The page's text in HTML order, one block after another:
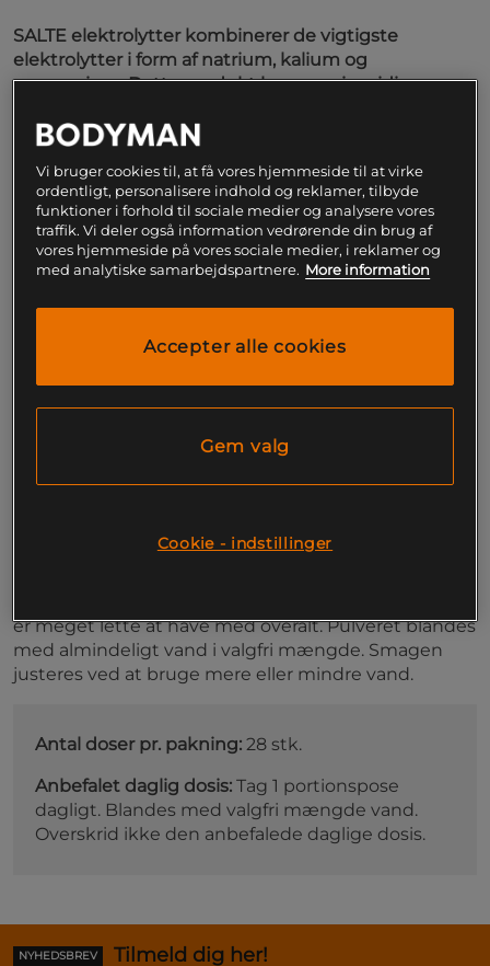
SALTE elektrolytter kombinerer de vigtigste
elektrolytter i form af natrium, kalium og
magnesium. Dette produkt kommer i smidige
Med udvalgte elektrolytter
Magnesium, natrium, kalium
Smidige portionsposer
Elektrolytter fra Salte er udviklet til at give din krop
vigtige elektrolytter, når det virkelig behøves. Den er
fremstillet til en aktiv livsstil og passer udmærket til
sauna eller anden fysisk aktivitet.
Salte elektrolytter indeholder de vigtigste
elektrolytter i nøje udvalgte doser. Hver pakning
giver 800 mg natrium, 400 mg kalium og 60 mg
magnesium. Magnesium bidrager blandt andet til
elektrolytbalancen men også til normal
er meget lette at have med overalt. Pulveret blandes
med almindeligt vand i valgfri mængde. Smagen
justeres ved at bruge mere eller mindre vand.
Antal doser pr. pakning: 28 stk.
Anbefalet daglig dosis: Tag 1 portionspose
dagligt. Blandes med valgfri mængde vand.
Overskrid ikke den anbefalede daglige dosis.
NYHEDSBREV Tilmeld dig her!
Vi bruger cookies til, at få vores hjemmeside til at virke
ordentligt, personalisere indhold og reklamer, tilbyde
funktioner i forhold til sociale medier og analysere vores
traffik. Vi deler også information vedrørende din brug af
vores hjemmeside på vores sociale medier, i reklamer og
med analytiske samarbejdspartnere. More information
Accepter alle cookies
Gem valg
Cookie - indstillinger